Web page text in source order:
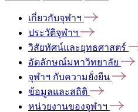
เกี่ยวกับจุฬาฯ
ประวัติจุฬาฯ
วิสัยทัศน์และยุทธศาสตร์
อัตลักษณ์มหาวิทยาลัย
จุฬาฯ กับความยั่งยืน
ข้อมูลและสถิติ
หน่วยงานของจุฬาฯ